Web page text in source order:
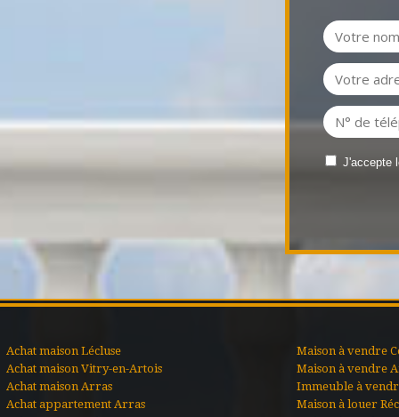
J'accepte
Achat maison Lécluse
Achat maison Vitry-en-Artois
Achat maison Arras
Achat appartement Arras
Maison à vendre
Maison à vendre
Immeuble à
Maison à louer